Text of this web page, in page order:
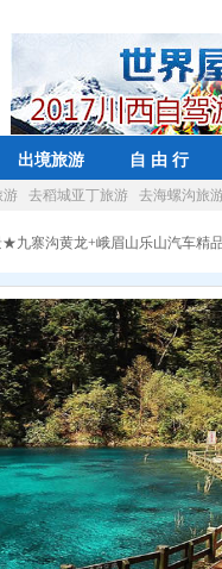
出境旅游 自 由 行
游 去稻城亚丁旅游 去海螺沟旅
★九寨沟黄龙+峨眉山乐山汽车精